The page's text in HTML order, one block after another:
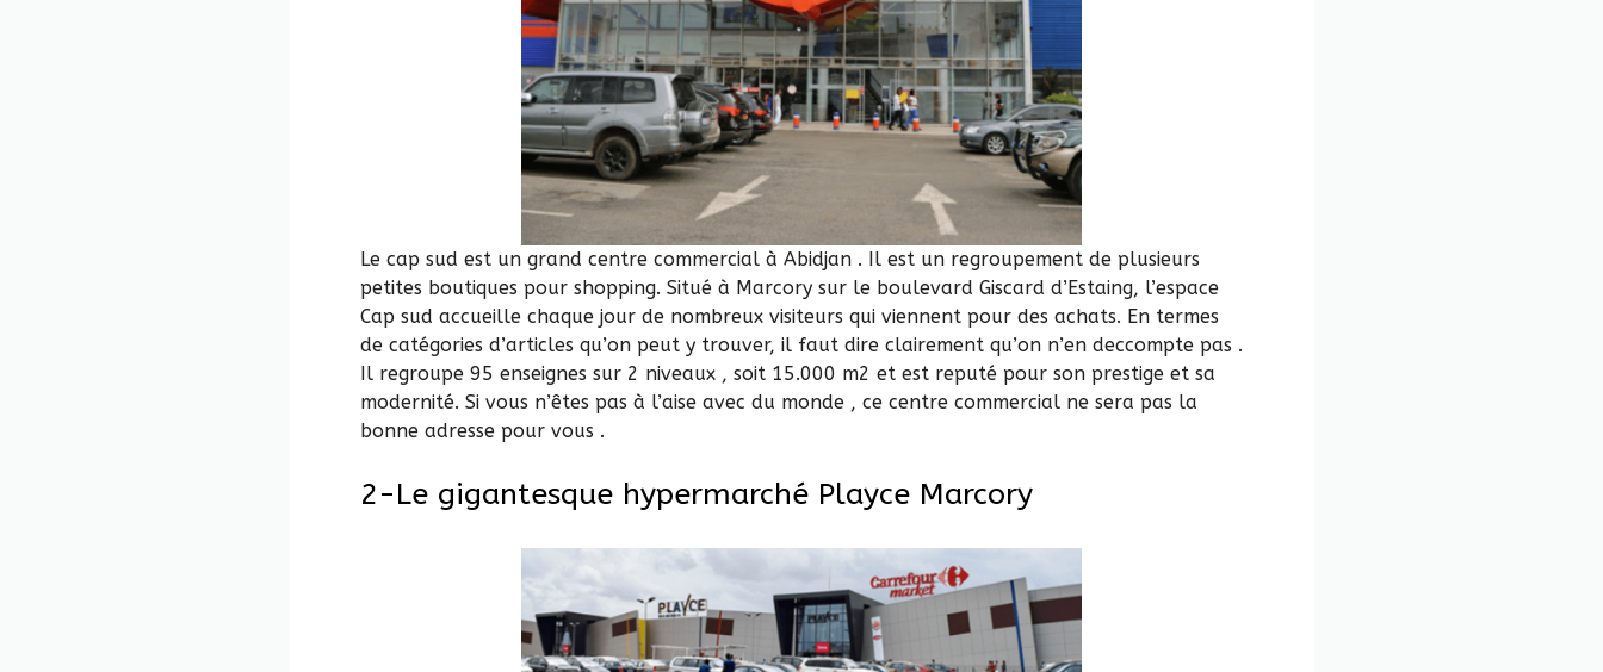
Le cap sud est un grand centre commercial à Abidjan . Il est un regroupement de plusieurs
petites boutiques pour shopping. Situé à Marcory sur le boulevard Giscard d’Estaing, l’espace
Cap sud accueille chaque jour de nombreux visiteurs qui viennent pour des achats. En termes
de catégories d’articles qu’on peut y trouver, il faut dire clairement qu’on n’en deccompte pas .
Il regroupe 95 enseignes sur 2 niveaux , soit 15.000 m2 et est reputé pour son prestige et sa
modernité. Si vous n’êtes pas à l’aise avec du monde , ce centre commercial ne sera pas la
bonne adresse pour vous .
2-Le gigantesque hypermarché Playce Marcory